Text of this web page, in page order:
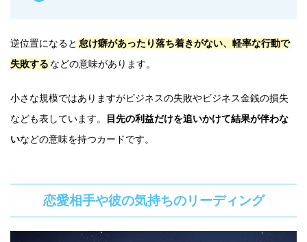
逆位置になると 怠け癖があったり落ち着きがない、軽率な行動で
失敗する などの意味があります。
小さな規模ではありますがビジネスの失敗やビジネス金銭の損失
なども表しています。
目先の利益だけを追いかけて結果が伴わな
いなどの意味を持つカードです。
恋愛相手や彼の気持ちのリーディング